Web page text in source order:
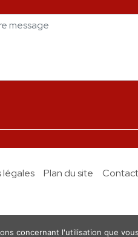
légales Plan du site Contact
concernant l'utilisation que